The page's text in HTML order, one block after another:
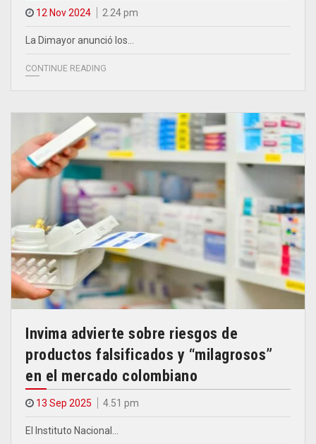
12 Nov 2024 2.24 pm
La Dimayor anunció los…
CONTINUE READING
Invima advierte sobre riesgos de
productos falsificados y “milagrosos”
en el mercado colombiano
13 Sep 2025 4.51 pm
El Instituto Nacional…